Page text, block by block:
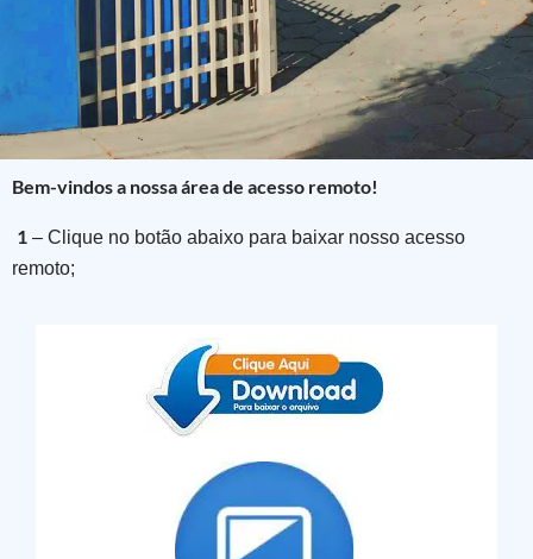
Bem-vindos a nossa área de acesso remoto!
1 – Clique no botão abaixo para baixar nosso acesso
remoto;